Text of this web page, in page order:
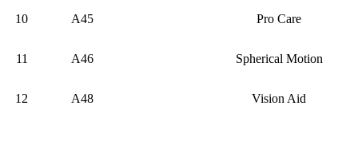
10 A45 Pro Care
11 A46 Spherical Motion
12 A48 Vision Aid